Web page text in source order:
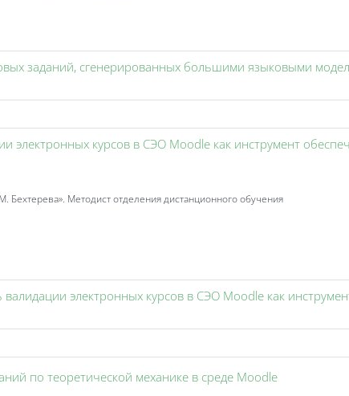
заданий, сгенерированных большими языковыми
электронных курсов в СЭО Moodle как инструмент
Методист отделения дистанционного обучения
электронных курсов в СЭО Moodle как
по теоретической механике в среде MoodleEvent 3KL